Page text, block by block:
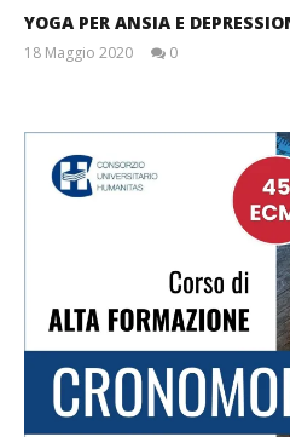
YOGA PER ANSIA E
18 Maggio 2020
0